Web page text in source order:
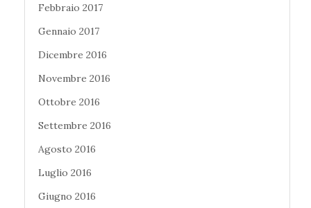
Febbraio 2017
Gennaio 2017
Dicembre 2016
Novembre 2016
Ottobre 2016
Settembre 2016
Agosto 2016
Luglio 2016
Giugno 2016